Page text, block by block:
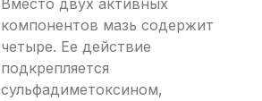
Вместо двух активных
компонентов мазь содержит
четыре. Ее действие
подкрепляется
сульфадиметоксином,